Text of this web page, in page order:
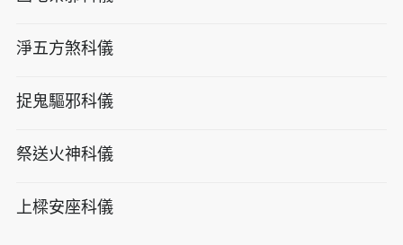
淨五方煞科儀
捉鬼驅邪科儀
祭送火神科儀
上樑安座科儀